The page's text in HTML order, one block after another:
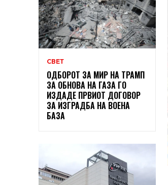
СВЕТ
ОДБОРОТ ЗА МИР НА ТРАМП
ЗА ОБНОВА НА ГАЗА ГО
ИЗДАДЕ ПРВИОТ ДОГОВОР
ЗА ИЗГРАДБА НА ВОЕНА
БАЗА